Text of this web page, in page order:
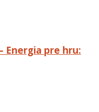
Energia pre hru: